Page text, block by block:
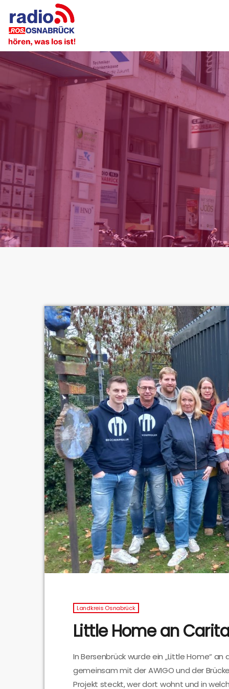
Landkreis Osnabrück
Little Home an
In Bersenbrück wurde ein „Little Home“
gemeinsam mit der AWIGO und der
Projekt steckt, wer dort wohnt und in